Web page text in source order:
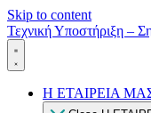
Skip to content
Τεχνική Υποστήριξη –
Η ΕΤΑΙΡΕΙΑ